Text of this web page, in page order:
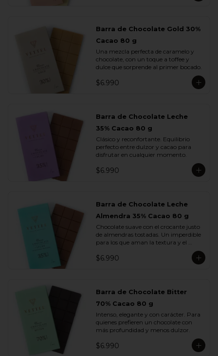
Barra de Chocolate Gold 30%
Cacao 80 g
Una mezcla perfecta de caramelo y
chocolate, con un toque a toffee y
dulce que sorprende al primer bocado.
$6.990
Barra de Chocolate Leche
35% Cacao 80 g
Clásico y reconfortante. Equilibrio
perfecto entre dulzor y cacao para
disfrutar en cualquier momento.
$6.990
Barra de Chocolate Leche
Almendra 35% Cacao 80 g
Chocolate suave con el crocante justo
de almendras tostadas. Un imperdible
para los que aman la textura y el
$6.990
Barra de Chocolate Bitter
70% Cacao 80 g
Intenso, elegante y con carácter. Para
quienes prefieren un chocolate con
más profundidad y menos dulzor.
$6.990